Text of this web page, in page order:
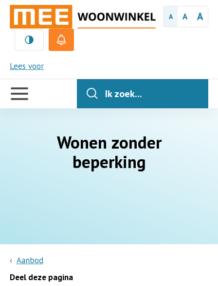
A A A
Lees voor
MEE
Handige
links
Ik zoek...
Wonen zonder
beperking
Aanbod
Deel deze pagina